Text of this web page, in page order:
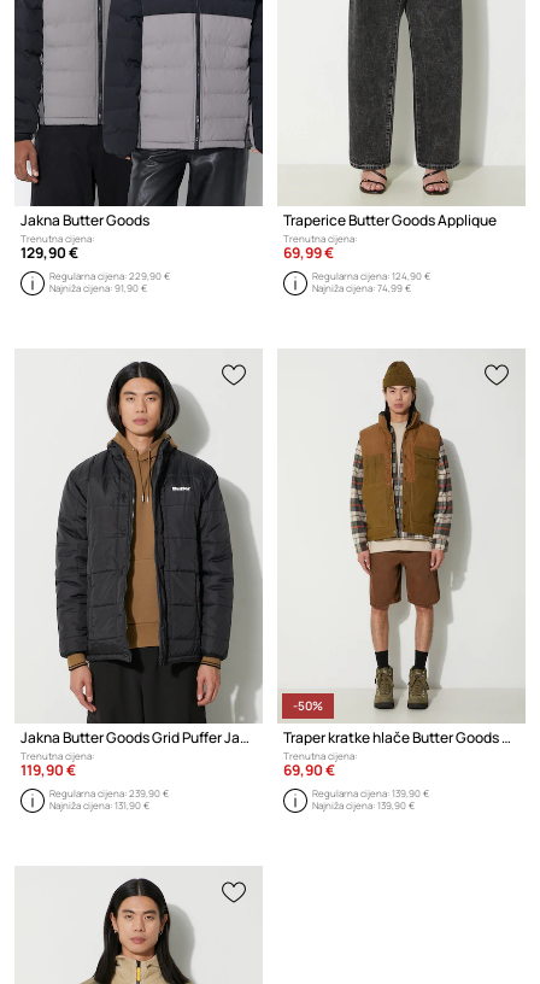
Jakna Butter Goods
Trenutna cijena:
129,90 €
Regularna cijena:229,90 €
Najniža cijena:91,90 €
Traperice Butter Goods Applique
Trenutna cijena:
69,99 €
Regularna cijena:124,90 €
Najniža cijena:74,99 €
Jakna Butter Goods Grid Puffer Jacket
Trenutna cijena:
119,90 €
Regularna cijena:239,90 €
Najniža cijena:131,90 €
-50%
Traper kratke hlače Butter Goods Web Denim Shorts
Trenutna cijena:
69,90 €
Regularna cijena:139,90 €
Najniža cijena:139,90 €